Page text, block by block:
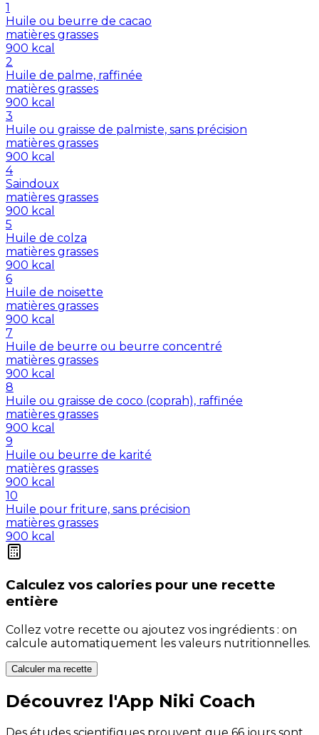
1
Huile ou beurre de cacao
matières grasses
900 kcal
2
Huile de palme, raffinée
matières grasses
900 kcal
3
Huile ou graisse de palmiste, sans précision
matières grasses
900 kcal
4
Saindoux
matières grasses
900 kcal
5
Huile de colza
matières grasses
900 kcal
6
Huile de noisette
matières grasses
900 kcal
7
Huile de beurre ou beurre concentré
matières grasses
900 kcal
8
Huile ou graisse de coco (coprah), raffinée
matières grasses
900 kcal
9
Huile ou beurre de karité
matières grasses
900 kcal
10
Huile pour friture, sans précision
matières grasses
900 kcal
Calculez vos calories pour une recette
entière
Collez votre recette ou ajoutez vos ingrédients : on
calcule automatiquement les valeurs nutritionnelles.
Calculer ma recette
Découvrez l'App Niki Coach
Des études scientifiques prouvent que 66 jours sont